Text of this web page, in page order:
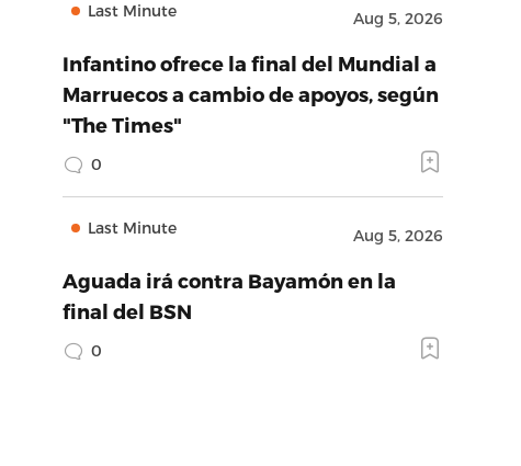
Last Minute Aug 5, 2026
Infantino ofrece la final del Mundial a
Marruecos a cambio de apoyos, según
"The Times"
0
Last Minute Aug 5, 2026
Aguada irá contra Bayamón en la
final del BSN
0